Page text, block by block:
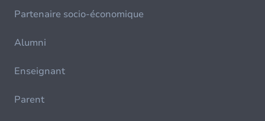
Partenaire socio-économique
Alumni
Enseignant
Parent